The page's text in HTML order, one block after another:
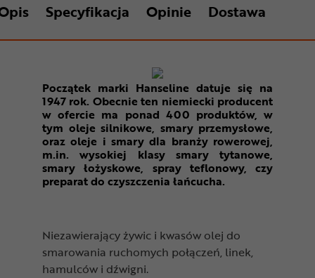
Specyfikacja Opinie Dostawa
Początek marki Hanseline datuje się na
1947 rok. Obecnie ten niemiecki producent
w ofercie ma ponad 400 produktów, w
tym oleje silnikowe, smary przemysłowe,
oraz oleje i smary dla branży rowerowej,
m.in. wysokiej klasy smary tytanowe,
smary łożyskowe, spray teflonowy, czy
preparat do czyszczenia łańcucha.
Niezawierający żywic i kwasów olej do
smarowania ruchomych połączeń, linek,
hamulców i dźwigni.